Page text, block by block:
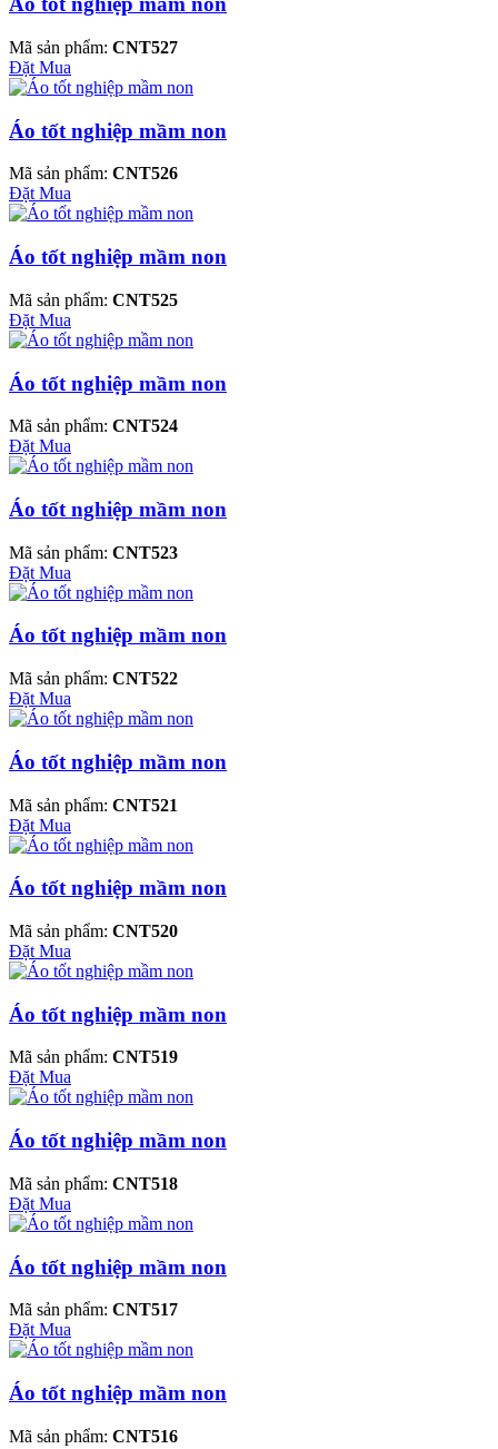
Mã sản phẩm: CNT527
Đặt Mua
Áo tốt nghiệp mầm non
Mã sản phẩm: CNT526
Đặt Mua
Áo tốt nghiệp mầm non
Mã sản phẩm: CNT525
Đặt Mua
Áo tốt nghiệp mầm non
Mã sản phẩm: CNT524
Đặt Mua
Áo tốt nghiệp mầm non
Mã sản phẩm: CNT523
Đặt Mua
Áo tốt nghiệp mầm non
Mã sản phẩm: CNT522
Đặt Mua
Áo tốt nghiệp mầm non
Mã sản phẩm: CNT521
Đặt Mua
Áo tốt nghiệp mầm non
Mã sản phẩm: CNT520
Đặt Mua
Áo tốt nghiệp mầm non
Mã sản phẩm: CNT519
Đặt Mua
Áo tốt nghiệp mầm non
Mã sản phẩm: CNT518
Đặt Mua
Áo tốt nghiệp mầm non
Mã sản phẩm: CNT517
Đặt Mua
Áo tốt nghiệp mầm non
Mã sản phẩm: CNT516